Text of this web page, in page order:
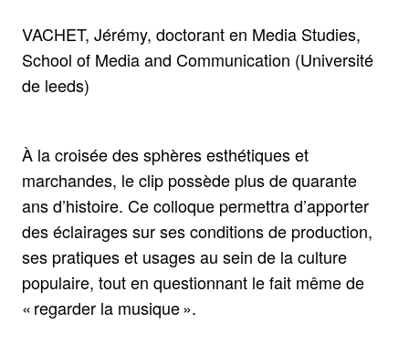
VACHET, Jérémy, doctorant en Media Studies,
School of Media and Communication (Université
de leeds)
À la croisée des sphères esthétiques et
marchandes, le clip possède plus de quarante
ans d’histoire. Ce colloque permettra d’apporter
des éclairages sur ses conditions de production,
ses pratiques et usages au sein de la culture
populaire, tout en questionnant le fait même de
« regarder la musique ».